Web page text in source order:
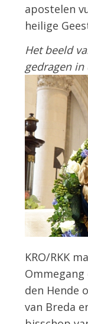
apostelen
heilige
Het beeld
gedragen in
KRO/RKK
den Hende
van Breda